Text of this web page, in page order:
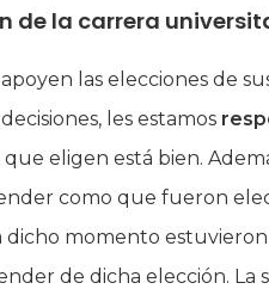
de la carrera
las elecciones de
les estamos
eligen está bien.
como que fueron
momento estuvieron
de dicha elección. La